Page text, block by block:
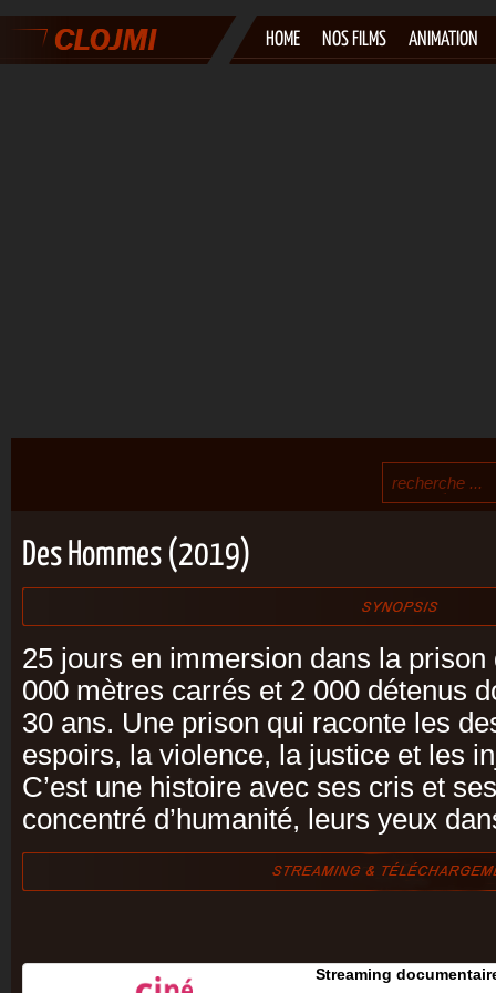
HOME NOS FILMS ANIMATION
Des Hommes (2019)
25 jours en immersion dans la
000 mètres carrés et 2 000 détenus
30 ans. Une prison qui raconte les
espoirs, la violence, la justice et les
C’est une histoire avec ses cris et
concentré d’humanité, leurs yeux
Streaming